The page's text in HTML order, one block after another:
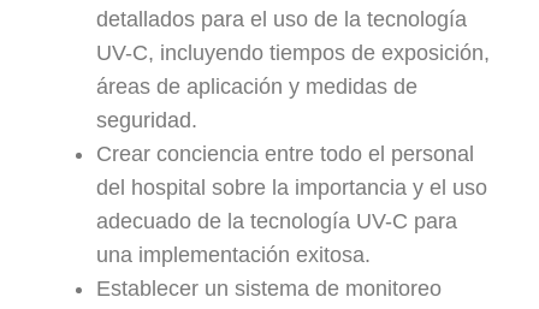
detallados para el uso de la tecnología
UV-C, incluyendo tiempos de exposición,
áreas de aplicación y medidas de
seguridad.
Crear conciencia entre todo el personal
del hospital sobre la importancia y el uso
adecuado de la tecnología UV-C para
una implementación exitosa.
Establecer un sistema de monitoreo